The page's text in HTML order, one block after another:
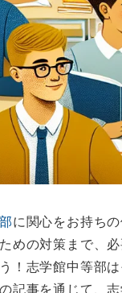
に関心をお持ち
めの対策まで、
！志学館中等部
記事を通じて、